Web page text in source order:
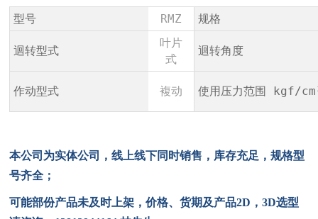
型号 RMZ 规格
迴转型式
叶片
式
迴转角度
作动型式 複动 使用压力范围 kgf/
本公司为实体公司，线上线下同时销售，库存充足，规格型
号齐全；
可能部份产品未及时上架，价格、货期及产品2D ，3D选型